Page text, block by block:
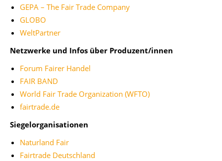
GEPA – The Fair Trade Company
GLOBO
WeltPartner
Netzwerke und Infos über Produzent/innen
Forum Fairer Handel
FAIR BAND
World Fair Trade Organization (WFTO)
fairtrade.de
Siegelorganisationen
Naturland Fair
Fairtrade Deutschland